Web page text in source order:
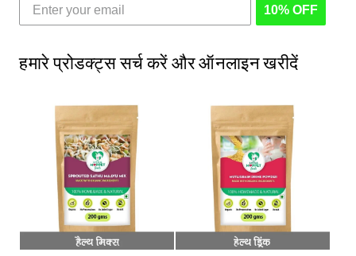
10% OFF
हमारे प्रोडक्ट्स सर्च करें और ऑनलाइन खरीदें